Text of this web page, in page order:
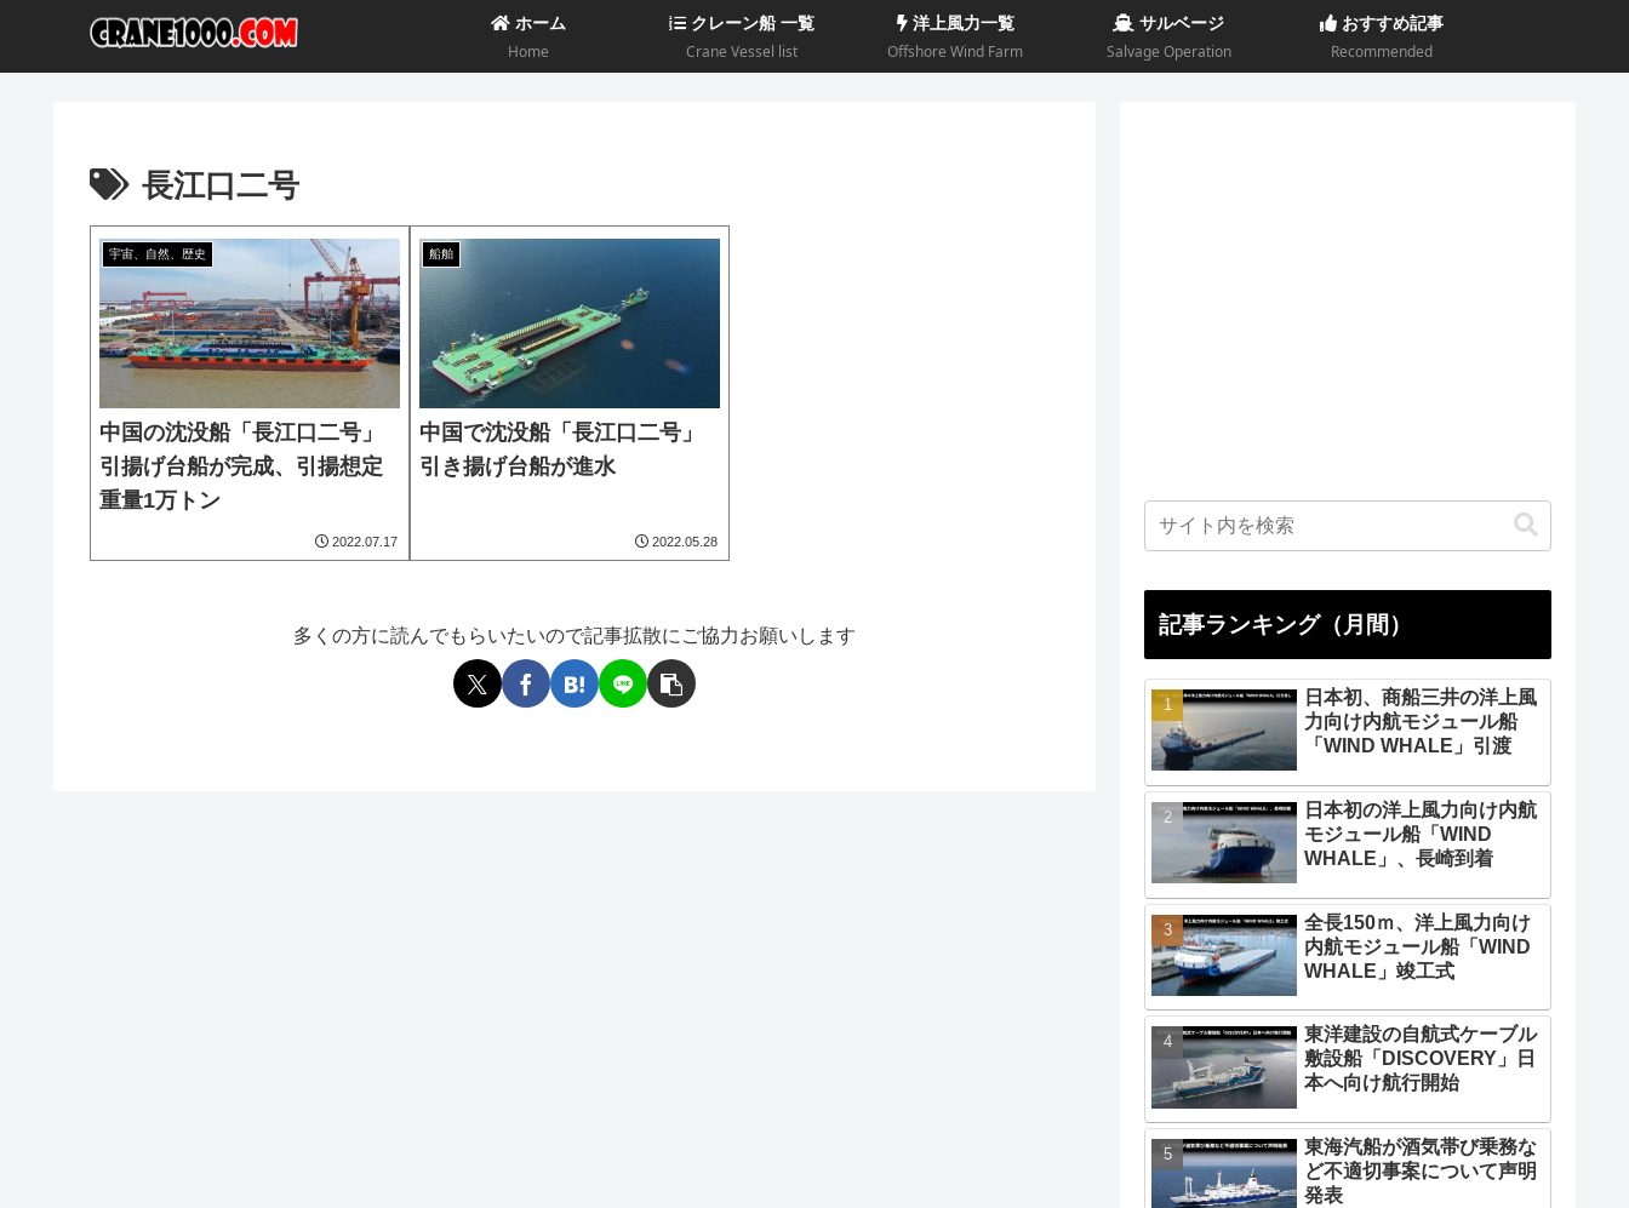
ホーム
Home
クレーン船 一覧
Crane Vessel list
洋上風力一覧
Offshore Wind Farm
サルベージ
Salvage Operation
おすすめ記事
Recommended
長江口二号
宇宙、自然、歴史
中国の沈没船「長江口二号」
引揚げ台船が完成、引揚想定
重量1万トン
2022.07.17
船舶
中国で沈没船「長江口二号」
引き揚げ台船が進水
2022.05.28
多くの方に読んでもらいたいので記事拡散にご協力お願いします 記事ランキング（月間）
日本初、商船三井の洋上風
力向け内航モジュール船
「WIND WHALE」引渡
日本初の洋上風力向け内航
モジュール船「WIND
WHALE」、長崎到着
全長150ｍ、洋上風力向け
内航モジュール船「WIND
WHALE」竣工式
東洋建設の自航式ケーブル
敷設船「DISCOVERY」日
本へ向け航行開始
東海汽船が酒気帯び乗務な
ど不適切事案について声明
発表